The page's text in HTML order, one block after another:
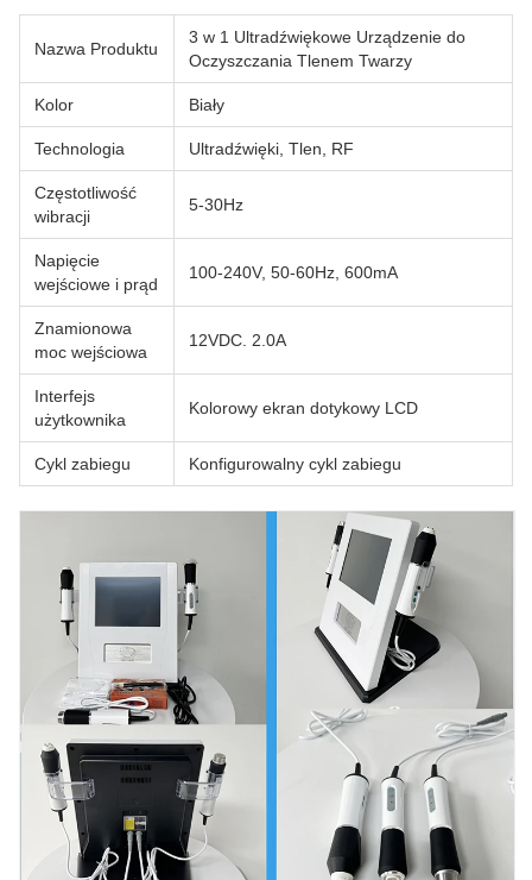
Nazwa Produktu
3 w 1 Ultradźwiękowe Urządzenie do
Oczyszczania Tlenem Twarzy
Kolor Biały
Technologia Ultradźwięki, Tlen, RF
Częstotliwość
wibracji
5-30Hz
Napięcie
wejściowe i prąd
100-240V, 50-60Hz, 600mA
Znamionowa
moc wejściowa
12VDC. 2.0A
Interfejs
użytkownika
Kolorowy ekran dotykowy LCD
Cykl zabiegu Konfigurowalny cykl zabiegu